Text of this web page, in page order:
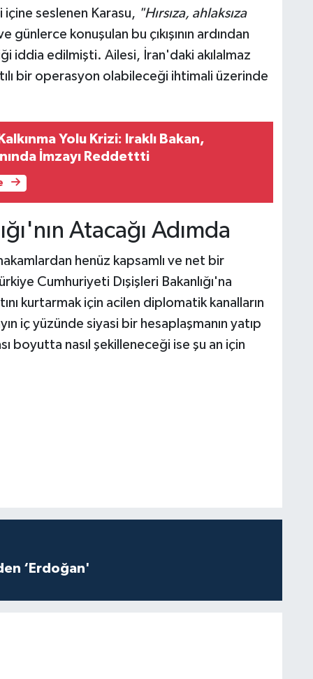
seslenen Karasu, "Hırsıza, ahlaksıza
günlerce konuşulan bu çıkışının ardından
iddia edilmişti. Ailesi, İran'daki akılalmaz
bir operasyon olabileceği ihtimali üzerinde
Yolu Krizi: Iraklı Bakan,
İmzayı Reddettti
Atacağı Adımda
henüz kapsamlı ve net bir
Cumhuriyeti Dışişleri Bakanlığı'na
kurtarmak için acilen diplomatik kanalların
iç yüzünde siyasi bir hesaplaşmanın yatıp
boyutta nasıl şekilleneceği ise şu an için
‘Erdoğan'